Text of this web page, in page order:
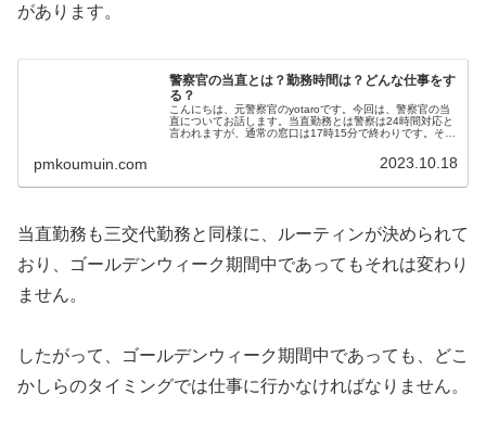
があります。
警察官の当直とは？勤務時間は？どんな仕事をす
る？
こんにちは、元警察官のyotaroです。今回は、警察官の当
直についてお話します。当直勤務とは警察は24時間対応と
言われますが、通常の窓口は17時15分で終わりです。それ
pmkoumuin.com 2023.10.18
当直勤務も三交代勤務と同様に、ルーティンが決められて
おり、ゴールデンウィーク期間中であってもそれは変わり
ません。
したがって、ゴールデンウィーク期間中であっても、どこ
かしらのタイミングでは仕事に行かなければなりません。